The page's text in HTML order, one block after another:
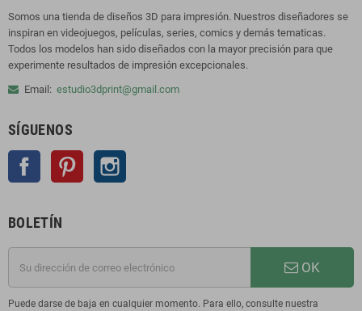
Somos una tienda de diseños 3D para impresión. Nuestros diseñadores se
inspiran en videojuegos, películas, series, comics y demás tematicas.
Todos los modelos han sido diseñados con la mayor precisión para que
experimente resultados de impresión excepcionales.
Email: estudio3dprint@gmail.com
SÍGUENOS
Facebook Pinterest
BOLETÍN
OK
Puede darse de baja en cualquier momento. Para ello, consulte nuestra